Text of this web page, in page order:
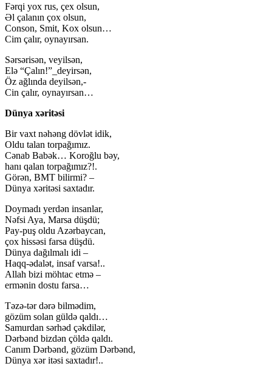
Fərqi yox rus, çex olsun,
Əl çalanın çox olsun,
Conson, Smit, Kox olsun…
Cim çalır, oynayırsan.
Sərsərisən, veyilsən,
Elə “Çalın!”_deyirsən,
Öz ağlında deyilsən,-
Cin çalır, oynayırsan…
Dünya xəritəsi
Bir vaxt nəhəng dövlət idik,
Oldu talan torpağımız.
Cənab Babək… Koroğlu bəy,
hanı qalan torpağımız?!.
Görən, BMT bilirmi? –
Dünya xəritəsi saxtadır.
Doymadı yerdən insanlar,
Nəfsi Aya, Marsa düşdü;
Pay-puş oldu Azərbaycan,
çox hissəsi farsa düşdü.
Dünya dağılmalı idi –
Haqq-ədalət, insaf varsa!..
Allah bizi möhtac etmə –
ermənin dostu farsa…
Təzə-tər dərə bilmədim,
gözüm solan güldə qaldı…
Samurdan sərhəd çəkdilər,
Dərbənd bizdən çöldə qaldı.
Canım Dərbənd, gözüm Dərbənd,
Dünya xər itəsi saxtadır!..